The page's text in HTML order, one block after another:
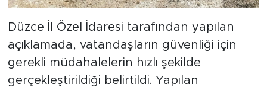
Düzce İl Özel İdaresi tarafından yapılan
açıklamada, vatandaşların güvenliği için
gerekli müdahalelerin hızlı şekilde
gerçekleştirildiği belirtildi. Yapılan